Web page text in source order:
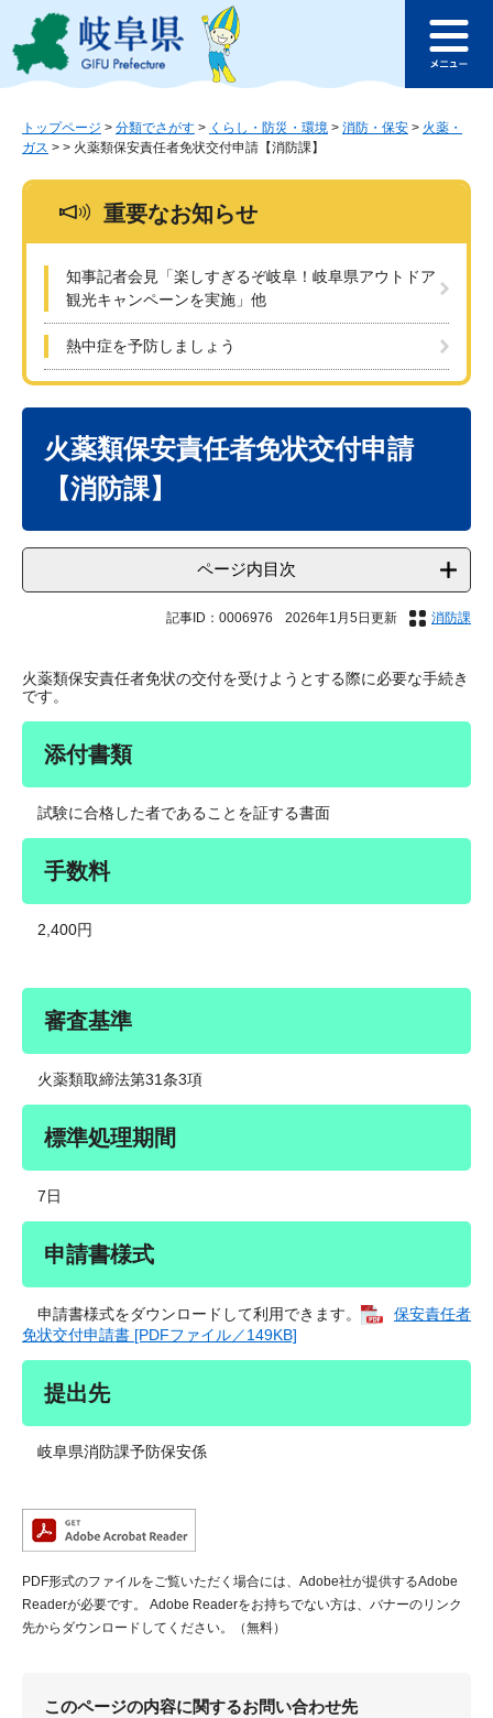
ジ
ュ
このページの本文へ
ュ
トップページ > 分類でさがす > くらし・防災・環境 > 消防・保安 > 火薬・
ガス > > 火薬類保安責任者免状交付申請【消防課】
重要なお知らせ
知事記者会見「楽しすぎるぞ岐阜！岐阜県アウトドア
観光キャンペーンを実施」他
熱中症を予防しましょう
火薬類保安責任者免状交付申請
【消防課】
ページ内目次
記事ID：0006976 2026年1月5日更新 消防課
火薬類保安責任者免状の交付を受けようとする際に必要な手続き
です。
添付書類
試験に合格した者であることを証する書面
手数料
2,400円
審査基準
火薬類取締法第31条3項
標準処理期間
7日
申請書様式
申請書様式をダウンロードして利用できます。
保安責任者
免状交付申請書 [PDFファイル／149KB]
提出先
岐阜県消防課予防保安係
PDF形式のファイルをご覧いただく場合には、Adobe社が提供するAdobe
Readerが必要です。
Adobe Readerをお持ちでない方は、バナーのリンク
先からダウンロードしてください。（無料）
このページの内容に関するお問い合わせ先